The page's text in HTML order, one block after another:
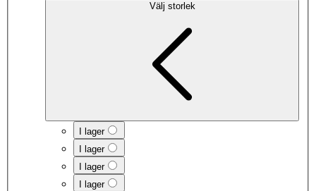
Välj storlek
I lager
I lager
I lager
I lager